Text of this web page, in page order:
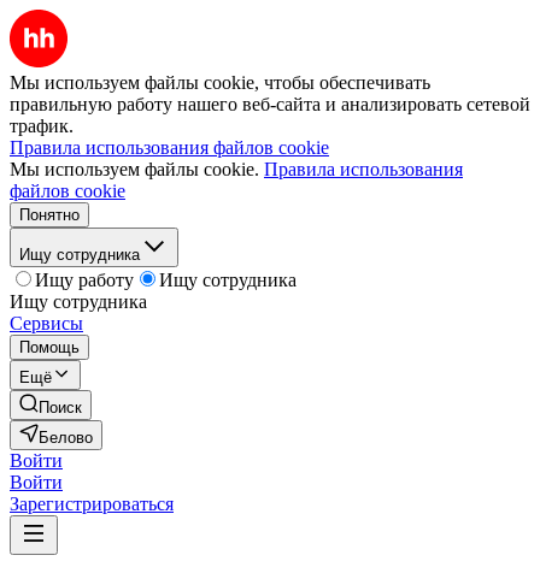
Мы используем файлы cookie, чтобы обеспечивать
правильную работу нашего веб-сайта и анализировать сетевой
трафик.
Правила использования файлов cookie
Мы используем файлы cookie. Правила использования
файлов cookie
Понятно
Ищу сотрудника
Ищу работу
Ищу сотрудника
Ищу сотрудника
Сервисы
Помощь
Ещё
Поиск
Белово
Войти
Войти
Зарегистрироваться